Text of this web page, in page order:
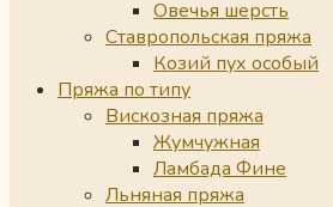
Овечья шерсть
Ставропольская пряжа
Козий пух особый
Пряжа по типу
Вискозная пряжа
Жумчужная
Ламбада Фине
Льняная пряжа